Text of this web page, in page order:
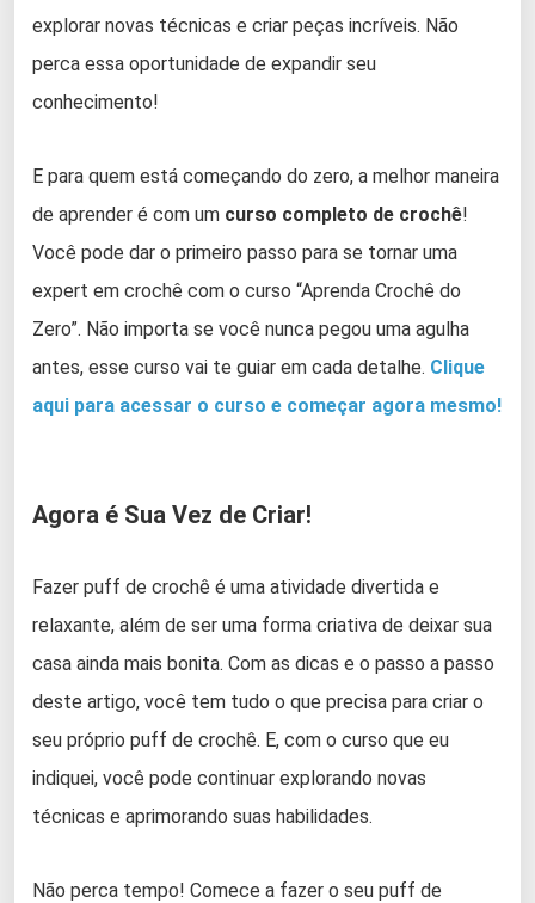
explorar novas técnicas e criar peças incríveis. Não
perca essa oportunidade de expandir seu
conhecimento!
E para quem está começando do zero, a melhor maneira
de aprender é com um curso completo de crochê!
Você pode dar o primeiro passo para se tornar uma
expert em crochê com o curso “Aprenda Crochê do
Zero”. Não importa se você nunca pegou uma agulha
antes, esse curso vai te guiar em cada detalhe. Clique
aqui para acessar o curso e começar agora mesmo!
Agora é Sua Vez de Criar!
Fazer puff de crochê é uma atividade divertida e
relaxante, além de ser uma forma criativa de deixar sua
casa ainda mais bonita. Com as dicas e o passo a passo
deste artigo, você tem tudo o que precisa para criar o
seu próprio puff de crochê. E, com o curso que eu
indiquei, você pode continuar explorando novas
técnicas e aprimorando suas habilidades.
Não perca tempo! Comece a fazer o seu puff de